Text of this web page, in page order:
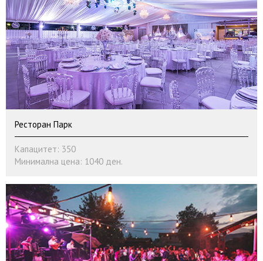
Ресторан Парк
Капацитет: 350
Минимална цена: 1040 ден.